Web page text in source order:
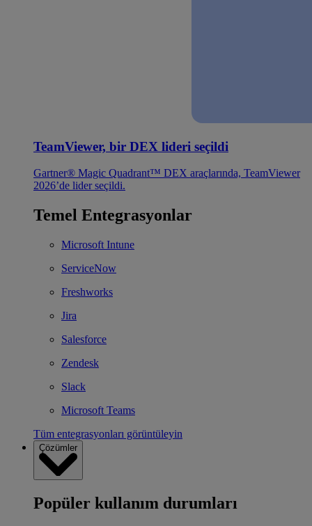
TeamViewer, bir DEX lideri seçildi
Gartner® Magic Quadrant™ DEX araçlarında, TeamViewer
2026’de lider seçildi.
Temel Entegrasyonlar
Microsoft Intune
ServiceNow
Freshworks
Jira
Salesforce
Zendesk
Slack
Microsoft Teams
Tüm entegrasyonları görüntüleyin
Çözümler
Popüler kullanım durumları